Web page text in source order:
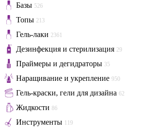
Базы 526
Топы 213
Гель-лаки 2361
Дезинфекция и стерилизация 29
Праймеры и дегидраторы 35
Наращивание и укрепление 950
Гель-краски, гели для дизайна 62
Жидкости 86
Инструменты 119